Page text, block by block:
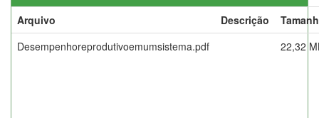
Arquivo
Descrição
Desempenhoreprodutivoemumsistema.pdf
22,32